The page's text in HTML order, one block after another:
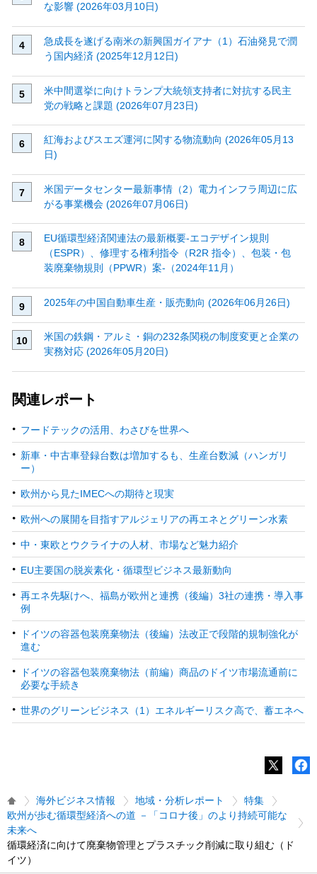
な影響 (2026年03月10日)
急成長を遂げる南米の新興国ガイアナ（1）石油発見で潤
う国内経済 (2025年12月12日)
米中間選挙に向けトランプ大統領支持者に対抗する民主
党の戦略と課題 (2026年07月23日)
紅海およびスエズ運河に関する物流動向 (2026年05月13
日)
米国データセンター最新事情（2）電力インフラ周辺に広
がる事業機会 (2026年07月06日)
EU循環型経済関連法の最新概要‐エコデザイン規則
（ESPR）、修理する権利指令（R2R 指令）、包装・包
装廃棄物規則（PPWR）案‐（2024年11月）
2025年の中国自動車生産・販売動向 (2026年06月26日)
米国の鉄鋼・アルミ・銅の232条関税の制度変更と企業の
実務対応 (2026年05月20日)
関連レポート
フードテックの活用、わさびを世界へ
新車・中古車登録台数は増加するも、生産台数減（ハンガリ
ー）
欧州から見たIMECへの期待と現実
欧州への展開を目指すアルジェリアの再エネとグリーン水素
中・東欧とウクライナの人材、市場など魅力紹介
EU主要国の脱炭素化・循環型ビジネス最新動向
再エネ先駆けへ、福島が欧州と連携（後編）3社の連携・導入事
例
ドイツの容器包装廃棄物法（後編）法改正で段階的規制強化が
進む
ドイツの容器包装廃棄物法（前編）商品のドイツ市場流通前に
必要な手続き
世界のグリーンビジネス（1）エネルギーリスク高で、蓄エネへ
海外ビジネス情報 地域・分析レポート
特集
欧州が歩む循環型経済への道 －「コロナ後」のより持続可能な
未来へ
循環経済に向けて廃棄物管理とプラスチック削減に取り組む（ド
イツ）